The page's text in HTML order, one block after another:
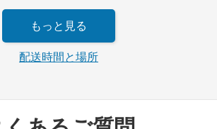
もっと見る
配送時間と場所